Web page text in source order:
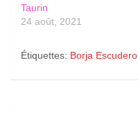
Taurin
24 août, 2021
Étiquettes: Borja Escudero